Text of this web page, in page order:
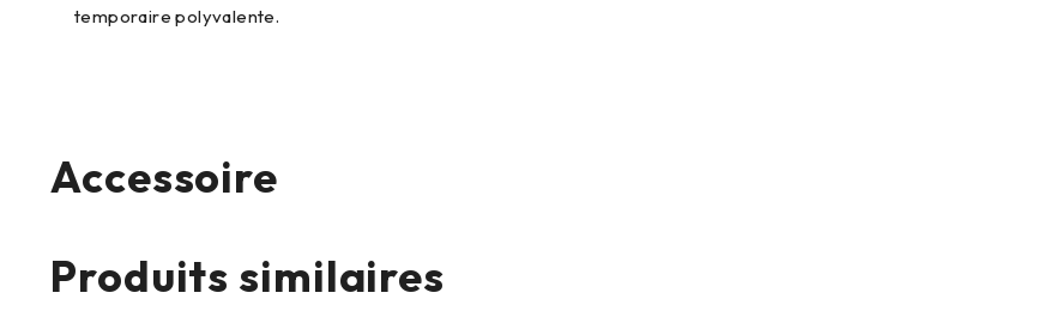
temporaire polyvalente.
Accessoire
Produits similaires